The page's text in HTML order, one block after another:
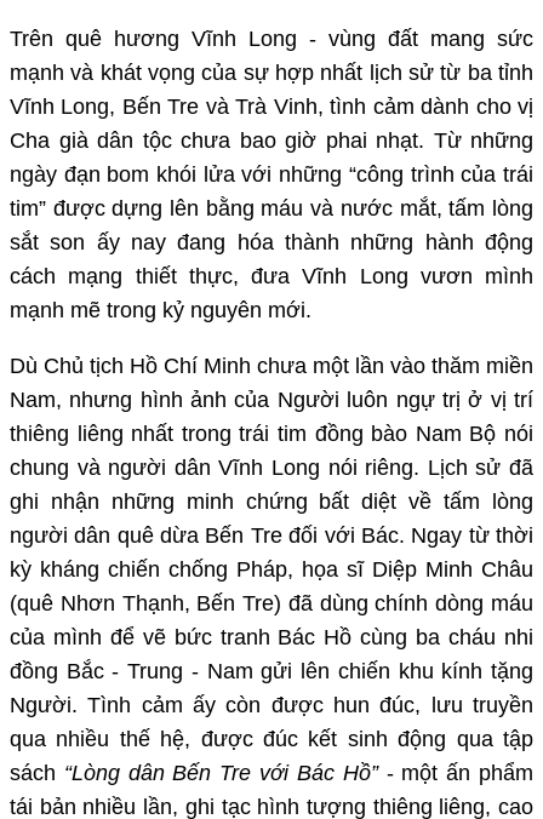
Trên quê hương Vĩnh Long - vùng đất mang sức
mạnh và khát vọng của sự hợp nhất lịch sử từ ba tỉnh
Vĩnh Long, Bến Tre và Trà Vinh, tình cảm dành cho vị
Cha già dân tộc chưa bao giờ phai nhạt. Từ những
ngày đạn bom khói lửa với những “công trình của trái
tim” được dựng lên bằng máu và nước mắt, tấm lòng
sắt son ấy nay đang hóa thành những hành động
cách mạng thiết thực, đưa Vĩnh Long vươn mình
mạnh mẽ trong kỷ nguyên mới.
Dù Chủ tịch Hồ Chí Minh chưa một lần vào thăm miền
Nam, nhưng hình ảnh của Người luôn ngự trị ở vị trí
thiêng liêng nhất trong trái tim đồng bào Nam Bộ nói
chung và người dân Vĩnh Long nói riêng. Lịch sử đã
ghi nhận những minh chứng bất diệt về tấm lòng
người dân quê dừa Bến Tre đối với Bác. Ngay từ thời
kỳ kháng chiến chống Pháp, họa sĩ Diệp Minh Châu
(quê Nhơn Thạnh, Bến Tre) đã dùng chính dòng máu
của mình để vẽ bức tranh Bác Hồ cùng ba cháu nhi
đồng Bắc - Trung - Nam gửi lên chiến khu kính tặng
Người. Tình cảm ấy còn được hun đúc, lưu truyền
qua nhiều thế hệ, được đúc kết sinh động qua tập
sách “Lòng dân Bến Tre với Bác Hồ”- một ấn phẩm
tái bản nhiều lần, ghi tạc hình tượng thiêng liêng, cao